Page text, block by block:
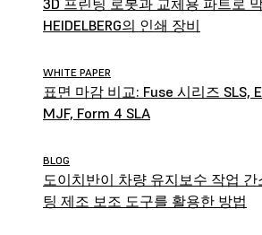
3D 프린팅 로봇과 교체용 파트로
HEIDELBERG의 인쇄 장비
WHITE PAPER
표면 마감 비교: Fuse 시리즈 SLS,
MJF, Form 4 SLA
BLOG
도이치반이 차량 유지보수 작업 간
팅 제조 보조 도구를 활용한 방법